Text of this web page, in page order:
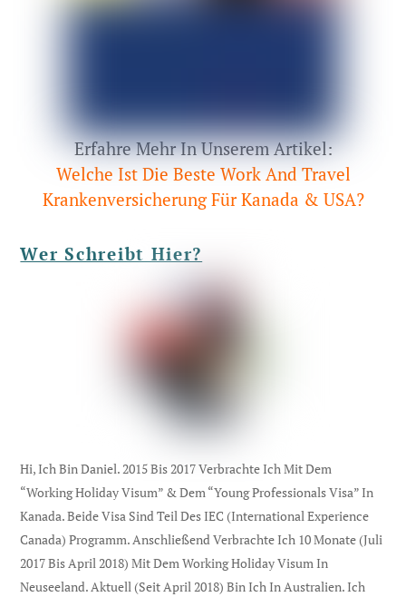
Erfahre Mehr In Unserem Artikel:
Welche Ist Die Beste Work And Travel
Krankenversicherung Für Kanada & USA?
Wer Schreibt Hier?
Hi, Ich Bin Daniel. 2015 Bis 2017 Verbrachte Ich Mit Dem
“Working Holiday Visum” & Dem “Young Professionals Visa” In
Kanada. Beide Visa Sind Teil Des IEC (international Experience
Canada) Programm. Anschließend Verbrachte Ich 10 Monate (Juli
2017 Bis April 2018) Mit Dem Working Holiday Visum In
Neuseeland. Aktuell (seit April 2018) Bin Ich In Australien. Ich